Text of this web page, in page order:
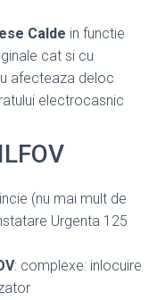
Calde in functie
cat si cu
afecteaza deloc
electrocasnic
(nu mai mult de
Urgenta 125
: complexe: inlocuire